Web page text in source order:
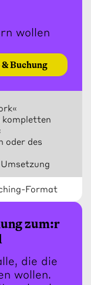
wollen
Buchung
Format
kompletten
oder des
zum:r
die die
wollen.